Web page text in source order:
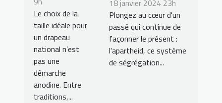
idéale de
votre
drapeau
national ?
Le choix de la
taille idéale pour
un drapeau
national n’est
pas une
démarche
anodine. Entre
traditions,...
l'apartheid sur
la société et la
culture
contemporaines
en Afrique du
18 janvier 2024 23h
Plongez au cœur d'un
passé qui continue de
façonner le présent :
l'apartheid, ce système
de ségrégation...